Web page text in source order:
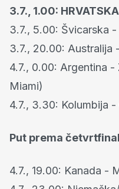
3.7., 1.00:
3.7., 5.00: Švicarska
3.7., 20.00: Australija
4.7., 0.00: Argentina -
Miami)
4.7., 3.30: Kolumbija -
Put prema
4.7., 19.00: Kanada -